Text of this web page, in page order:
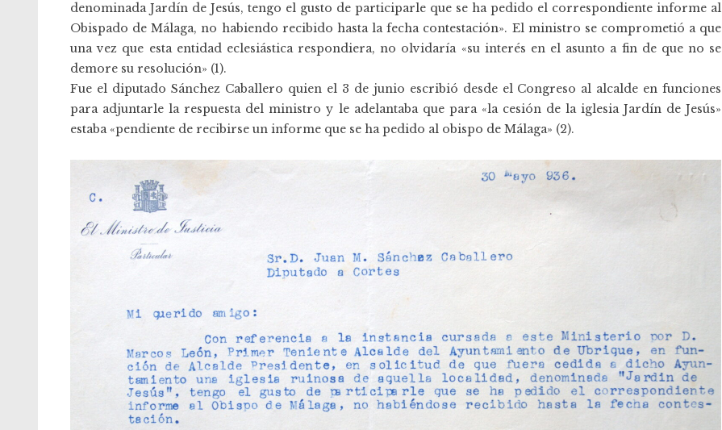
denominada Jardín de Jesús, tengo el gusto de participarle que se ha pedido el correspondiente informe al
Obispado de Málaga, no habiendo recibido hasta la fecha contestación». El ministro se comprometió a que
una vez que esta entidad eclesiástica respondiera, no olvidaría «su interés en el asunto a fin de que no se
demore su resolución» (1).
Fue el diputado Sánchez Caballero quien el 3 de junio escribió desde el Congreso al alcalde en funciones
para adjuntarle la respuesta del ministro y le adelantaba que para «la cesión de la iglesia Jardín de Jesús»
estaba «pendiente de recibirse un informe que se ha pedido al obispo de Málaga» (2).